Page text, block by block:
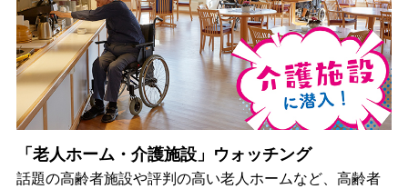
「老人ホーム・介護施設」ウォッチング
話題の高齢者施設や評判の高い老人ホームなど、高齢者